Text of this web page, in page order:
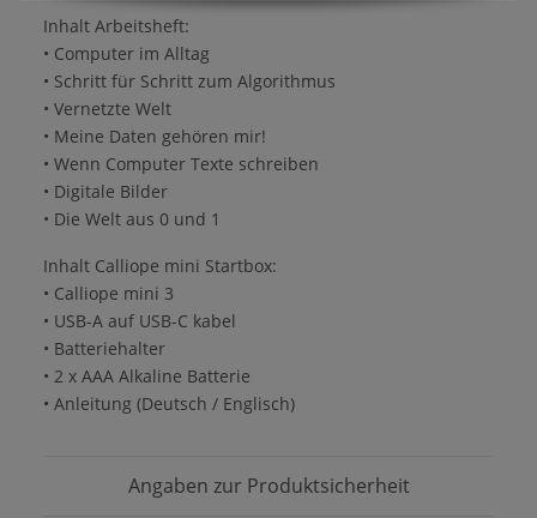
Inhalt Arbeitsheft:
• Computer im Alltag
• Schritt für Schritt zum Algorithmus
• Vernetzte Welt
• Meine Daten gehören mir!
• Wenn Computer Texte schreiben
• Digitale Bilder
• Die Welt aus 0 und 1
Inhalt Calliope mini Startbox:
• Calliope mini 3
• USB-A auf USB-C kabel
• Batteriehalter
• 2 x AAA Alkaline Batterie
• Anleitung (Deutsch / Englisch)
Angaben zur Produktsicherheit